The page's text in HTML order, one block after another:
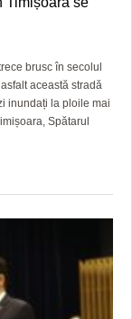
brusc în secolul
această stradă
inundați la ploile mai
Spătarul